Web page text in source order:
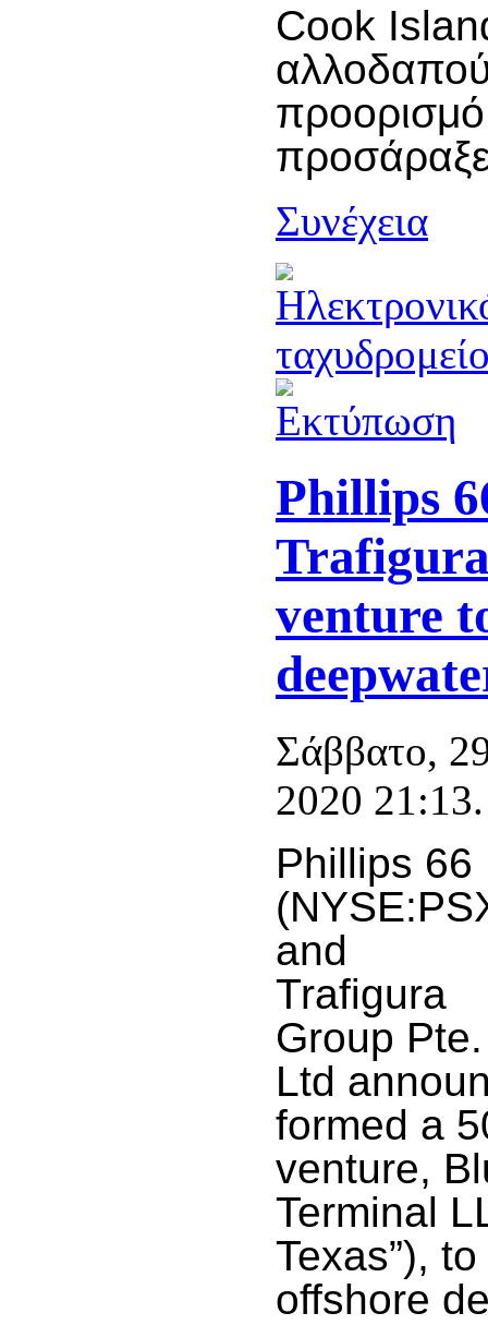
Cook
Συνέχεια
Phillips
venture
Σάββατο,
2020 21:13.
Phillips 66
and
Trafigura
Group Pte.
Ltd
formed a
venture,
Terminal
Texas”),
offshore